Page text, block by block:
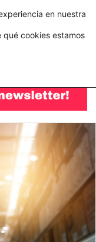
C&A México completa la implementación de su WMS en la nube
en nuestra
qué cookies estamos